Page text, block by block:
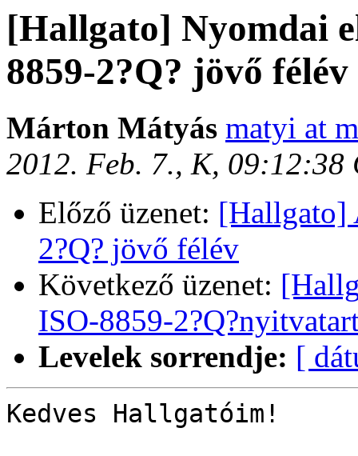
[Hallgato] Nyomdai
8859-2?Q? jövő félév
Márton Mátyás matyi at
2012. Feb. 7., K, 09:12:38
Előző üzenet: [Hallgato]
2?Q? jövő félév
Következő üzenet:
ISO-8859-
Levelek sorrendje: [
Kedves Hallgatóim!